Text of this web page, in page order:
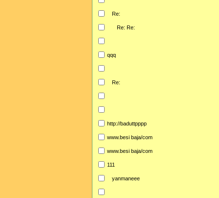
Re:
Re: Re:
qqq
Re:
http://baduttpppp
www.besi baja/com
www.besi baja/com
111
yanmaneee